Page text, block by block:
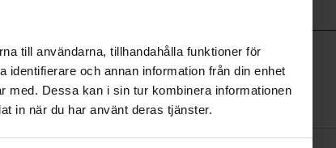
till användarna, tillhandahålla funktioner för
och annan information från din enhet
med. Dessa kan i sin tur kombinera informationen
in när du har använt deras tjänster.